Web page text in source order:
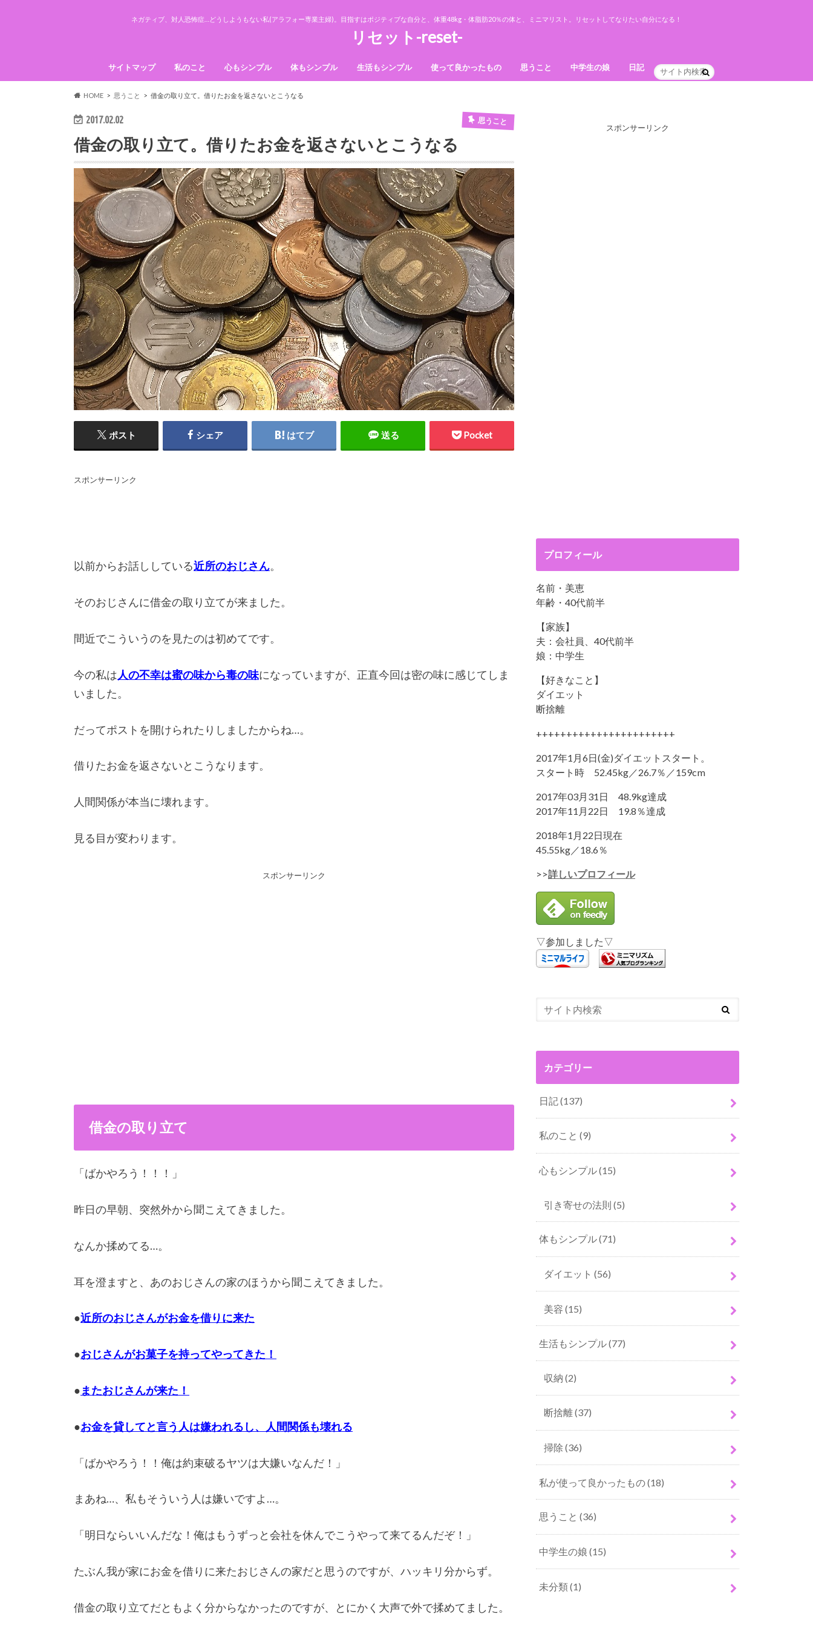
ネガティブ、対人恐怖症…どうしようもない私(アラフォー専業主婦)。目指すはポジティブな自分と、体重48kg・体脂肪20％の体と、ミニマリスト。リセットしてなりたい自分になる！
リセット-reset-
サイトマップ 私のこと 心もシンプル 体もシンプル 生活もシンプル 使って良かったもの 思うこと 中学生の娘 日記
HOME 思うこと 借金の取り立て。借りたお金を返さないとこうなる
2017.02.02 思うこと
借金の取り立て。借りたお金を返さないとこうなる
ポスト シェア はてブ 送る Pocket
スポンサーリンク
以前からお話ししている近所のおじさん。
そのおじさんに借金の取り立てが来ました。
間近でこういうのを見たのは初めてです。
今の私は人の不幸は蜜の味から毒の味になっていますが、正直今回は密の味に感じてしま
いました。
だってポストを開けられたりしましたからね…。
借りたお金を返さないとこうなります。
人間関係が本当に壊れます。
見る目が変わります。
スポンサーリンク
借金の取り立て
「ばかやろう！！！」
昨日の早朝、突然外から聞こえてきました。
なんか揉めてる…。
耳を澄ますと、あのおじさんの家のほうから聞こえてきました。
●近所のおじさんがお金を借りに来た
●おじさんがお菓子を持ってやってきた！
●またおじさんが来た！
●お金を貸してと言う人は嫌われるし、人間関係も壊れる
「ばかやろう！！俺は約束破るヤツは大嫌いなんだ！」
まあね…、私もそういう人は嫌いですよ…。
「明日ならいいんだな！俺はもうずっと会社を休んでこうやって来てるんだぞ！」
たぶん我が家にお金を借りに来たおじさんの家だと思うのですが、ハッキリ分からず。
借金の取り立てだともよく分からなかったのですが、とにかく大声で外で揉めてました。
スポンサーリンク
プロフィール
名前・美恵
年齢・40代前半
【家族】
夫：会社員、40代前半
娘：中学生
【好きなこと】
ダイエット
断捨離
+++++++++++++++++++++++
2017年1月6日(金)ダイエットスタート。
スタート時 52.45kg／26.7％／159cm
2017年03月31日 48.9kg達成
2017年11月22日 19.8％達成
2018年1月22日現在
45.55kg／18.6％
>>詳しいプロフィール
▽参加しました▽
カテゴリー
日記(137)
私のこと (9)
心もシンプル(15)
引き寄せの法則 (5)
体もシンプル(71)
ダイエット (56)
美容 (15)
生活もシンプル(77)
収納 (2)
断捨離(37)
掃除 (36)
私が使って良かったもの(18)
思うこと (36)
中学生の娘 (15)
未分類(1)